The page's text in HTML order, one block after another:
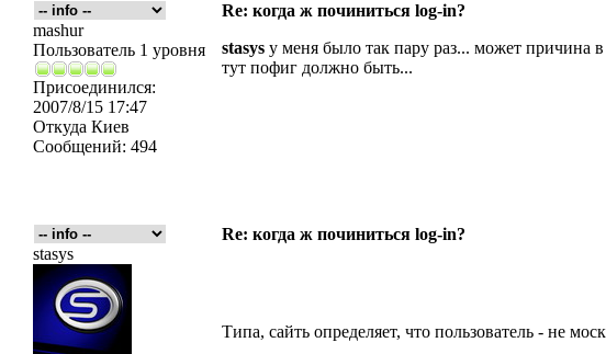
Re: когда ж починиться log-in?
mashur
Пользователь 1 уровня
Присоединился:
2007/8/15 17:47
Откуда Киев
Сообщений: 494
stasys у меня было так пару раз... может причина
тут пофиг должно быть...
Re: когда ж починиться log-in?
stasys
Типа, сайть определяет, что пользователь - не